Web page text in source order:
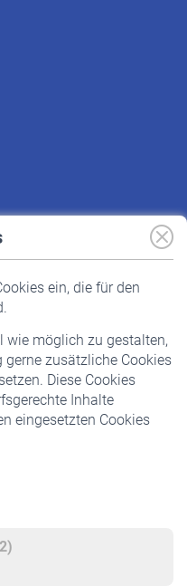
ein, die für den
wie möglich zu gestalten,
zusätzliche Cookies
Diese Cookies
Inhalte
eingesetzten Cookies